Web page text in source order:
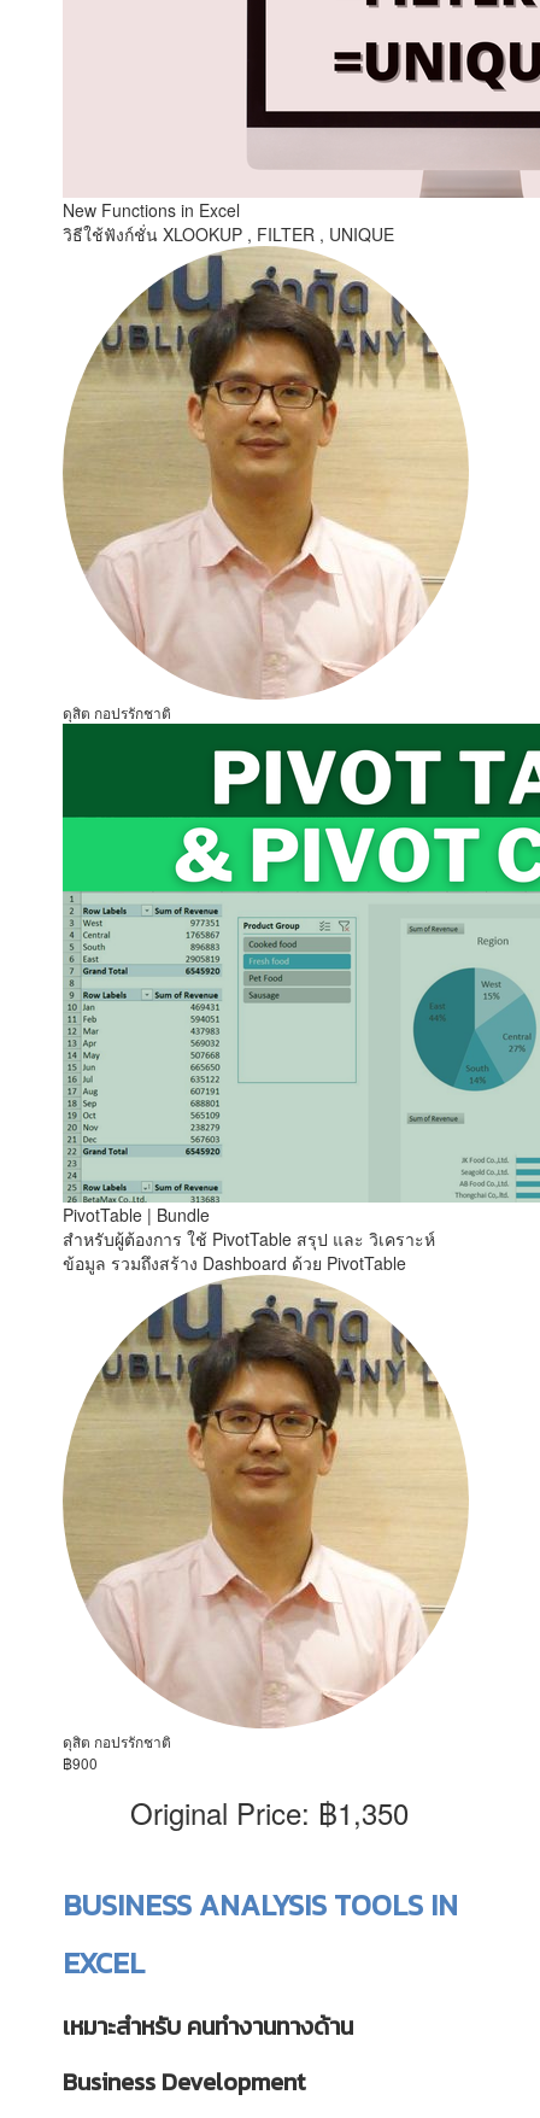
New Functions in Excel
วิธีใช้ฟังก์ชั่น XLOOKUP , FILTER , UNIQUE
ดุสิต กอปรรักชาติ
PivotTable | Bundle
สำหรับผู้ต้องการ ใช้ PivotTable สรุป และ วิเคราะห์
ข้อมูล รวมถึงสร้าง Dashboard ด้วย PivotTable
ดุสิต กอปรรักชาติ
฿900
Original Price: ฿1,350
BUSINESS ANALYSIS TOOLS IN
EXCEL
เหมาะสำหรับ คนทำงานทางด้าน
Business Development